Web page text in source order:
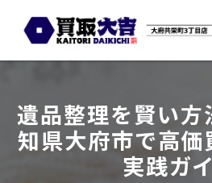
遺品整理を賢い方
知県大府市で高価
実践ガ